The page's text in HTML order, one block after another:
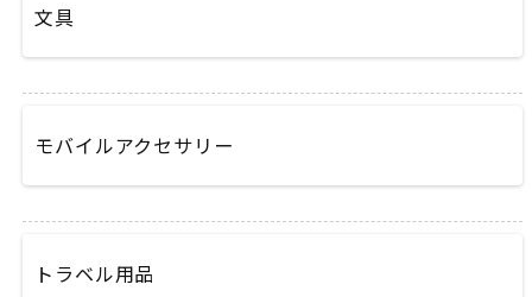
文具
モバイルアクセサリー
トラベル用品